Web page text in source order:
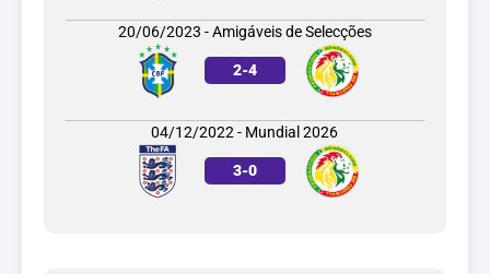
20/06/2023 - Amigáveis de Selecções
2-4
04/12/2022 - Mundial 2026
3-0